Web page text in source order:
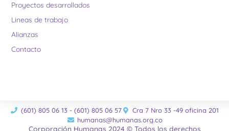
Proyectos desarrollados
Lineas de trabajo
Alianzas
Contacto
(601) 805 06 13 - (601) 805 06 57
Cra 7 Nro 33 -49 oficina 201
humanas@humanas.org.co
Corporación Humanas 2024 © Todos los derechos